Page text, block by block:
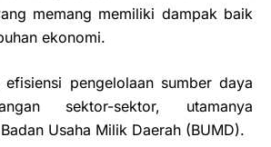
memang memiliki dampak baik
ekonomi.
efisiensi pengelolaan sumber daya
sektor-sektor, utamanya
Usaha Milik Daerah (BUMD).